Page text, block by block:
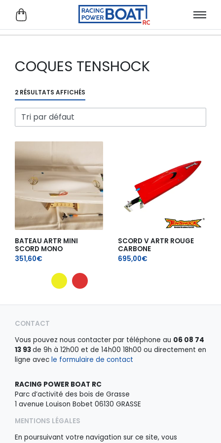
COQUES TENSHOCK
2 RÉSULTATS AFFICHÉS
BATEAU ARTR MINI
SCORD MONO
351,60€
variations.
Les
options
être
choisies
sur
page
produit
SCORD V ARTR ROUGE
CARBONE
695,00€
CONTACT
Vous pouvez nous contacter par téléphone au 06 08 74
13 93de 9h à 12h00 et de 14h00 18h00 ou directement en
ligne avec le formulaire de contact
RACING POWER BOAT RC
Parc d’activité des bois de Grasse
1 avenue Louison Bobet 06130 GRASSE
MENTIONS LÉGALES
En poursuivant votre navigation sur ce site, vous